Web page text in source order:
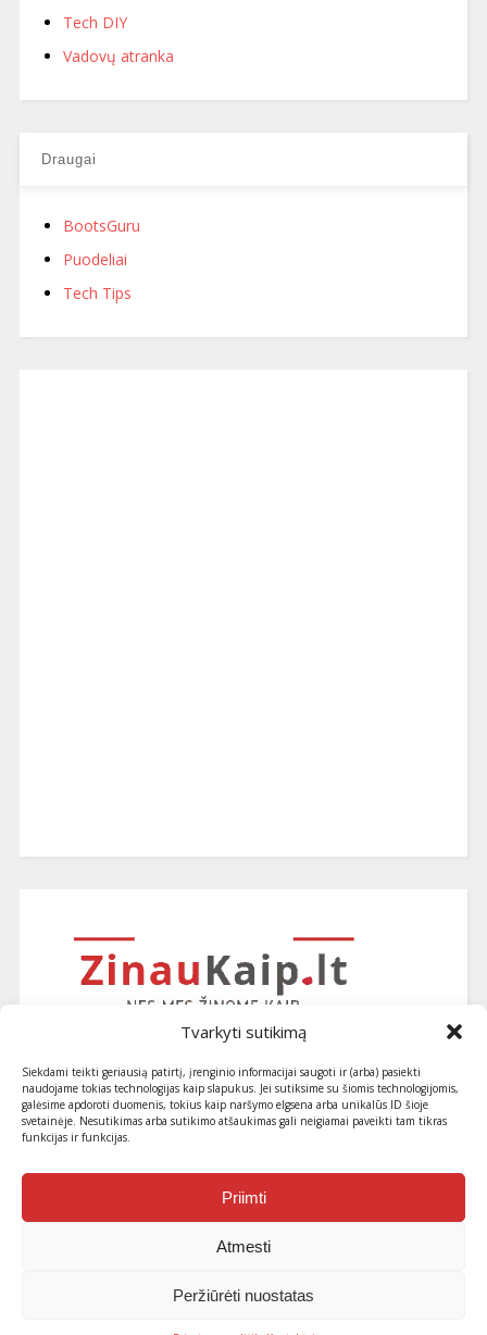
Tvarkyti sutikimą
Siekdami teikti geriausią patirtį, įrenginio informacijai saugoti ir (arba) pasiekti
naudojame tokias technologijas kaip slapukus. Jei sutiksime su šiomis technologijomis,
galėsime apdoroti duomenis, tokius kaip naršymo elgsena arba unikalūs ID šioje
svetainėje. Nesutikimas arba sutikimo atšaukimas gali neigiamai paveikti tam tikras
funkcijas ir funkcijas.
Priimti
Atmesti
Peržiūrėti nuostatas
Tech DIY
Vadovų atranka
Draugai
BootsGuru
Puodeliai
Tech Tips
Užsiprenumeruokite naujausius
straipsnius ir patarimus